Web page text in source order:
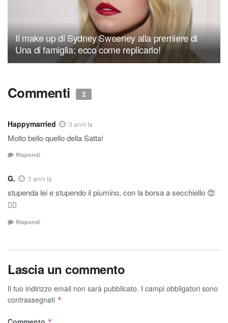
Il make up di Sydney Sweeney alla premiere di
Una di famiglia: ecco come replicarlo!
Commenti 2
Happymarried 3 anni fa
Molto bello quello della Satta!
Rispondi
G. 3 anni fa
stupenda lei e stupendo il piumino, con la borsa a secchiello 😍
👍🏼
Rispondi
Lascia un commento
Il tuo indirizzo email non sarà pubblicato. I campi obbligatori sono
contrassegnati *